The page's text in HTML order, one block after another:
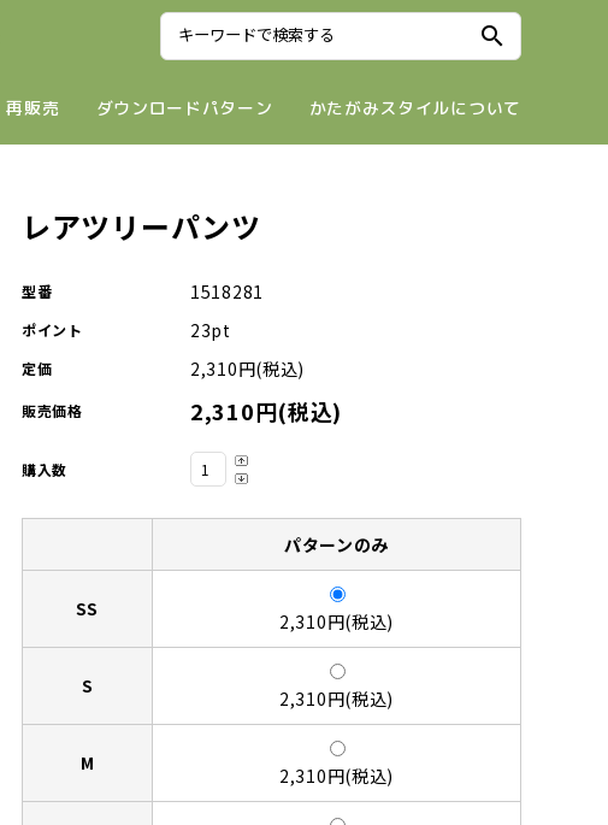
search
再販売 ダウンロードパターン かたがみスタイルについて
レアツリーパンツ
型番 1518281
ポイント 23pt
定価 2,310円(税込)
販売価格 2,310円(税込)
購入数
パターンのみ
SS
2,310円(税込)
S
2,310円(税込)
M
2,310円(税込)